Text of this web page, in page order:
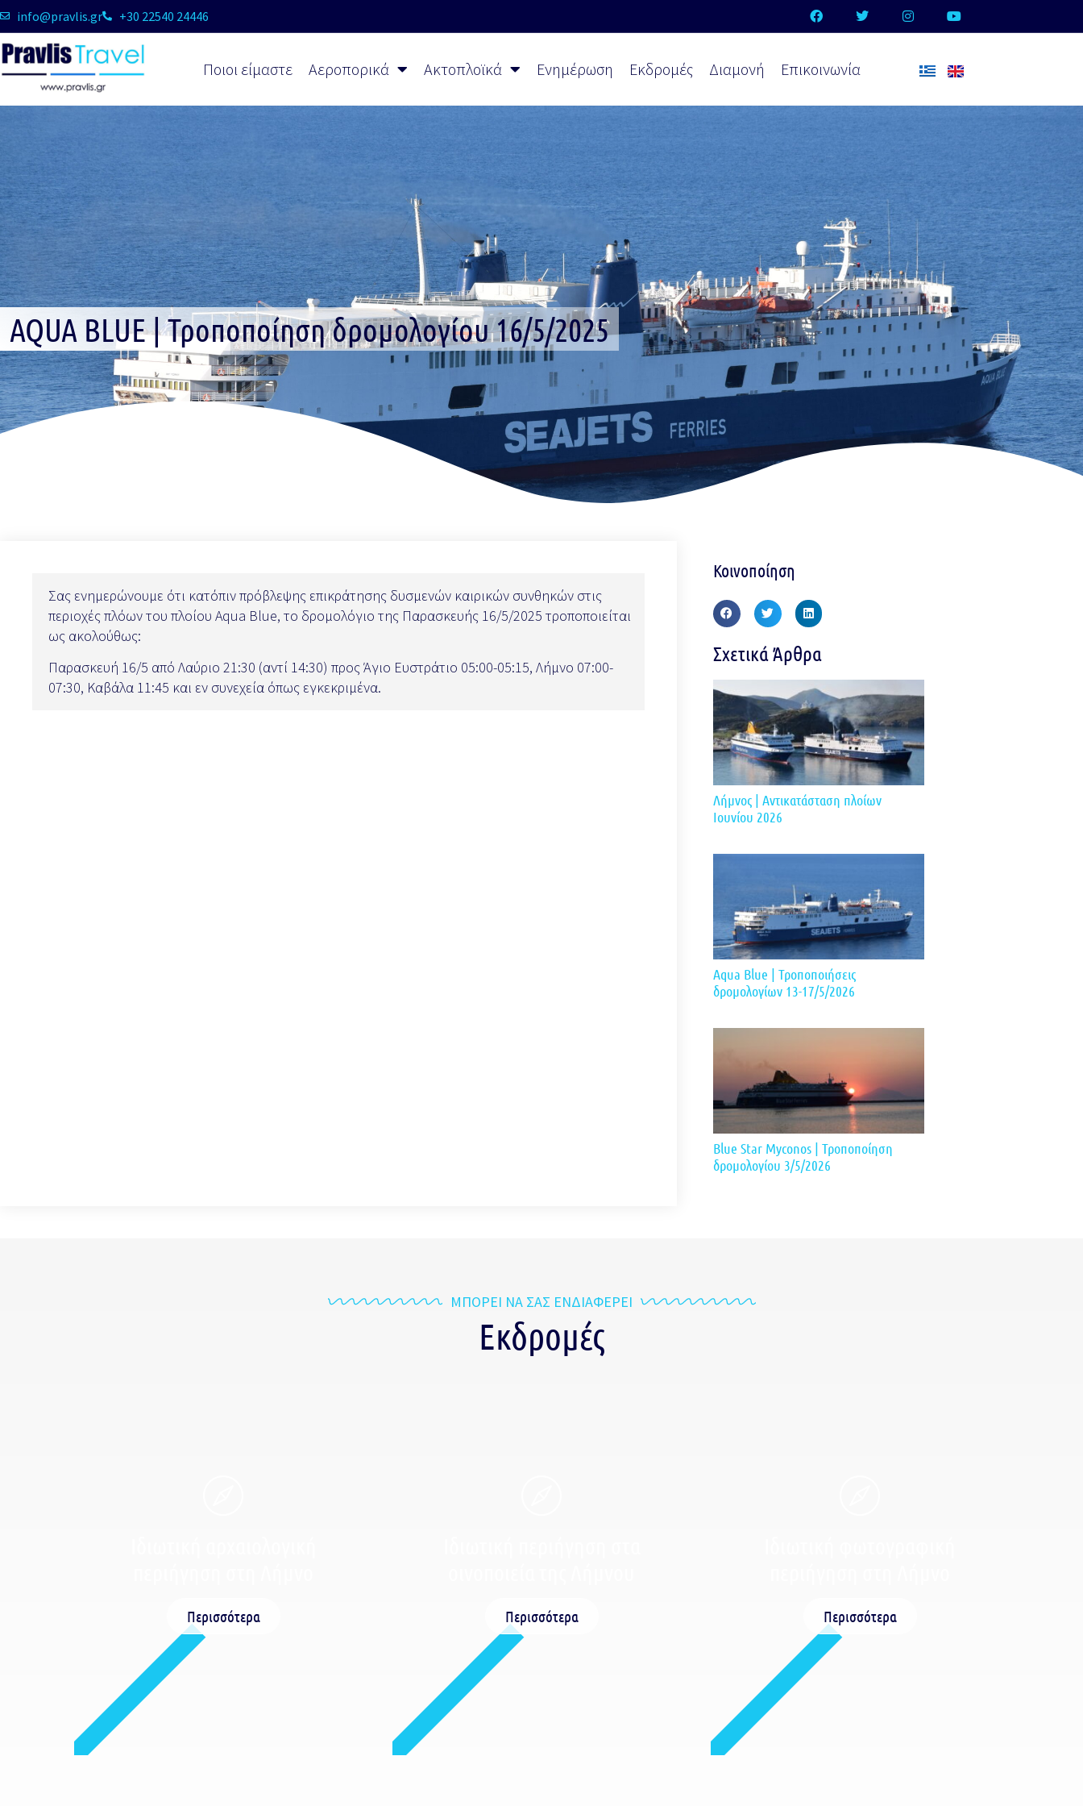
info@pravlis.gr +30 22540 24446
Ποιοι είμαστε Αεροπορικά Ακτοπλοϊκά Ενημέρωση Εκδρομές Διαμονή Επικοινωνία
AQUA BLUE | Τροποποίηση δρομολογίου 16/5/2025
Σας ενημερώνουμε ότι κατόπιν πρόβλεψης επικράτησης δυσμενών καιρικών συνθηκών στις
περιοχές πλόων του πλοίου Aqua Blue, το δρομολόγιο της Παρασκευής 16/5/2025 τροποποιείται
ως ακολούθως:
Παρασκευή 16/5 από Λαύριο 21:30 (αντί 14:30) προς Άγιο Ευστράτιο 05:00-05:15, Λήμνο 07:00-
07:30, Καβάλα 11:45 και εν συνεχεία όπως εγκεκριμένα.
Κοινοποίηση
Σχετικά Άρθρα
Λήμνος | Αντικατάσταση πλοίων
Ιουνίου 2026
Aqua Blue | Τροποποιήσεις
δρομολογίων 13-17/5/2026
Blue Star Myconos | Τροποποίηση
δρομολογίου 3/5/2026
ΜΠΟΡΕΙ ΝΑ ΣΑΣ ΕΝΔΙΑΦΕΡΕΙ
Εκδρομές
Περισσότερα Περισσότερα Περισσότερα